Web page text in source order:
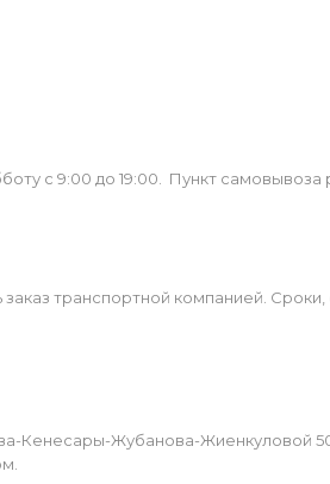
с 9:00 до 19:00. Пункт
транспортной компанией. Сроки,
Кенесары-Жубанова-Жиенкуловой